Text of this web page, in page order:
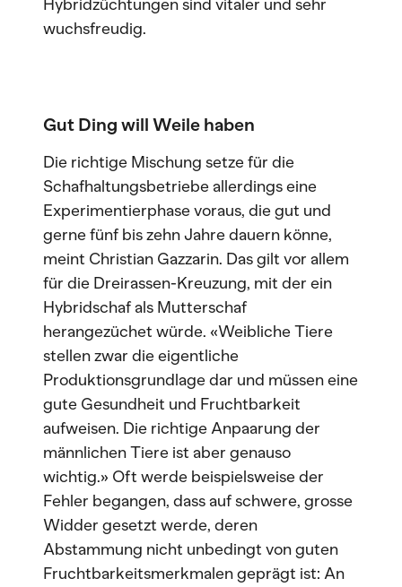
Hybridzüchtungen sind vitaler und sehr
wuchsfreudig.
Gut Ding will Weile haben
Die richtige Mischung setze für die
Schafhaltungsbetriebe allerdings eine
Experimentierphase voraus, die gut und
gerne fünf bis zehn Jahre dauern könne,
meint Christian Gazzarin. Das gilt vor allem
für die Dreirassen-Kreuzung, mit der ein
Hybridschaf als Mutterschaf
herangezüchet würde. «Weibliche Tiere
stellen zwar die eigentliche
Produktionsgrundlage dar und müssen eine
gute Gesundheit und Fruchtbarkeit
aufweisen. Die richtige Anpaarung der
männlichen Tiere ist aber genauso
wichtig.» Oft werde beispielsweise der
Fehler begangen, dass auf schwere, grosse
Widder gesetzt werde, deren
Abstammung nicht unbedingt von guten
Fruchtbarkeitsmerkmalen geprägt ist: An